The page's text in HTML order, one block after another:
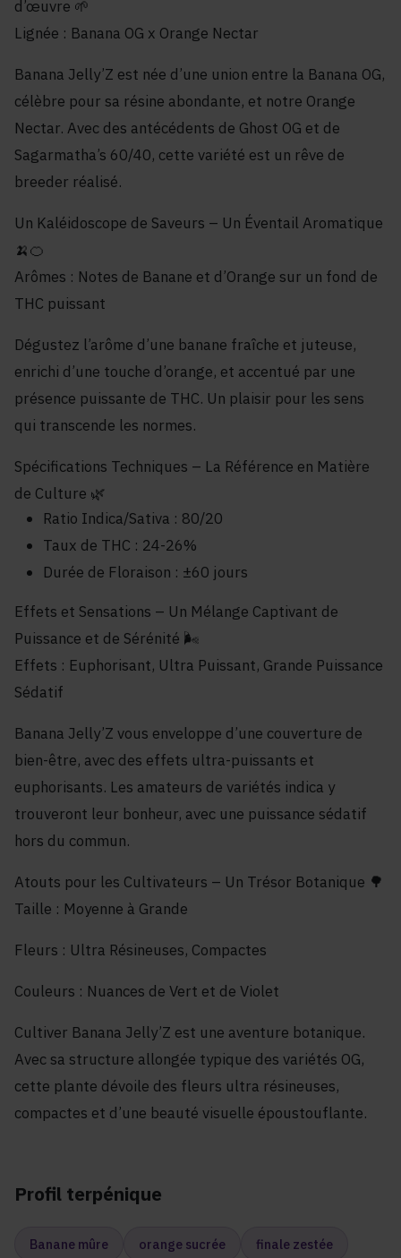
d’œuvre 🌱
Lignée : Banana OG x Orange Nectar
Banana Jelly’Z est née d’une union entre la Banana OG,
célèbre pour sa résine abondante, et notre Orange
Nectar. Avec des antécédents de Ghost OG et de
Sagarmatha’s 60/40, cette variété est un rêve de
breeder réalisé.
Un Kaléidoscope de Saveurs – Un Éventail Aromatique
🍌🍊
Arômes : Notes de Banane et d’Orange sur un fond de
THC puissant
Dégustez l’arôme d’une banane fraîche et juteuse,
enrichi d’une touche d’orange, et accentué par une
présence puissante de THC. Un plaisir pour les sens
qui transcende les normes.
Spécifications Techniques – La Référence en Matière
de Culture 🌿
Ratio Indica/Sativa : 80/20
Taux de THC : 24-26%
Durée de Floraison : ±60 jours
Effets et Sensations – Un Mélange Captivant de
Puissance et de Sérénité 🌬️
Effets : Euphorisant, Ultra Puissant, Grande Puissance
Sédatif
Banana Jelly’Z vous enveloppe d’une couverture de
bien-être, avec des effets ultra-puissants et
euphorisants. Les amateurs de variétés indica y
trouveront leur bonheur, avec une puissance sédatif
hors du commun.
Atouts pour les Cultivateurs – Un Trésor Botanique 🌳
Taille : Moyenne à Grande
Fleurs : Ultra Résineuses, Compactes
Couleurs : Nuances de Vert et de Violet
Cultiver Banana Jelly’Z est une aventure botanique.
Avec sa structure allongée typique des variétés OG,
cette plante dévoile des fleurs ultra résineuses,
compactes et d’une beauté visuelle époustouflante.
Profil terpénique
Banane mûre orange sucrée finale zestée